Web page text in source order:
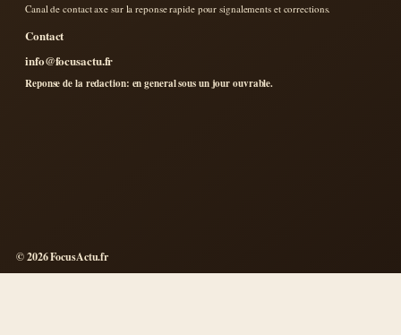
Canal de contact axe sur la reponse rapide pour signalements et corrections.
Contact
info@focusactu.fr
Reponse de la redaction: en general sous un jour ouvrable.
© 2026 FocusActu.fr